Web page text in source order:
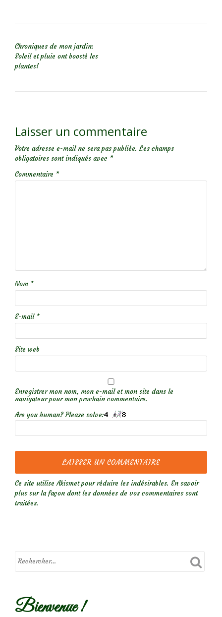
Chroniques de mon jardin:
Soleil et pluie ont boosté les
plantes!
Laisser un commentaire
Votre adresse e-mail ne sera pas publiée. Les champs
obligatoires sont indiqués avec *
Commentaire *
Nom *
E-mail *
Site web
Enregistrer mon nom, mon e-mail et mon site dans le
navigateur pour mon prochain commentaire.
Are you human? Please solve:
Ce site utilise Akismet pour réduire les indésirables. En savoir
plus sur la façon dont les données de vos commentaires sont
traitées.
Bienvenue !